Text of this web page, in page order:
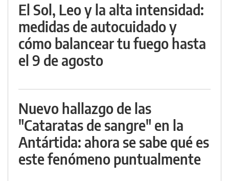
El Sol, Leo y la alta intensidad:
medidas de autocuidado y
cómo balancear tu fuego hasta
el 9 de agosto
Nuevo hallazgo de las
"Cataratas de sangre" en la
Antártida: ahora se sabe qué es
este fenómeno puntualmente